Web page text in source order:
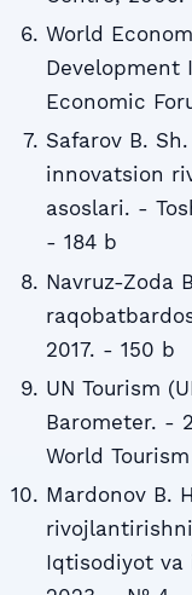
World
Development
Economic
Safarov B.
innovatsion
asoslari. -
- 184 b
Navruz-Zoda
2017. - 150 b
UN Tourism
Barometer. -
World
Mardonov B.
Iqtisodiyot va